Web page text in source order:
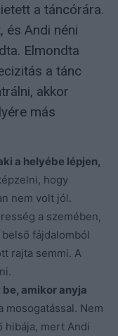
a táncórára.
és Andi néni
Elmondta
a tánc
akkor
más
a helyébe lépjen,
hogy
nem volt jól.
a szemében,
fájdalomból
rajta semmi. A
amikor anyja
mosogatással. Nem
hibája, mert Andi